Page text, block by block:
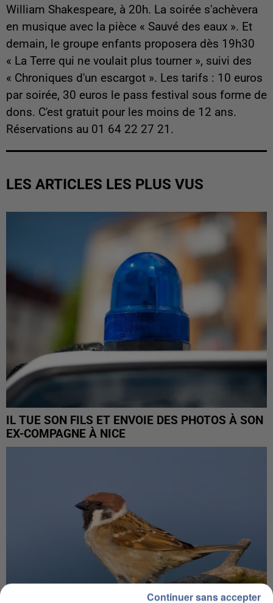
William Shakespeare, à 20h. La soirée s'achèvera
en musique avec la pièce « Sauvé des eaux ». Et
demain, le groupe enfants proposera dès 19h30
« La Terre qui ne voulait plus tourner », suivi des
« Chroniques d'un escargot ». Les tarifs : 10 euros
par soirée, 30 euros le pass festival sous forme de
dons. C'est gratuit pour les moins de 12 ans.
Réservations au 01 64 22 27 21.
LES ARTICLES LES PLUS VUS
IL TUE SON FILS ET ENVOIE DES PHOTOS À SON
EX-COMPAGNE À NICE
Continuer sans accepter